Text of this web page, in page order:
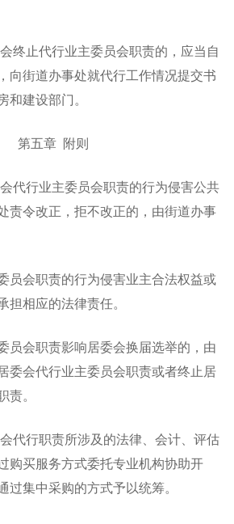
止代行业主委员会职责的，应当自
向街道办事处就代行工作情况提交书
和建设部门。
第五章 附则
行业主委员会职责的行为侵害公共
责令改正，拒不改正的，由街道办事
会职责的行为侵害业主合法权益或
担相应的法律责任。
会职责影响居委会换届选举的，由
委会代行业主委员会职责或者终止居
责。
行职责所涉及的法律、会计、评估
购买服务方式委托专业机构协助开
过集中采购的方式予以统筹。